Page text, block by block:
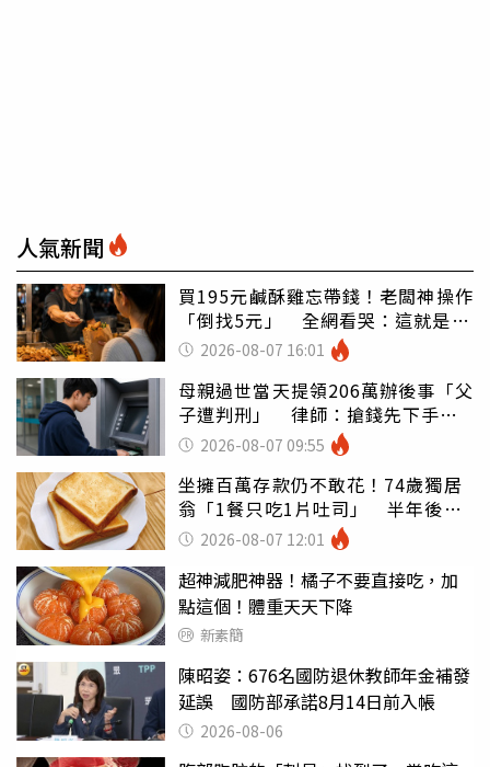
人氣新聞
買195元鹹酥雞忘帶錢！老闆神操作
「倒找5元」 全網看哭：這就是台
灣 2026-08-07 16:01
母親過世當天提領206萬辦後事「父
子遭判刑」 律師：搶錢先下手是
罪 2026-08-07 09:55
坐擁百萬存款仍不敢花！74歲獨居
翁「1餐只吃1片吐司」 半年後暴
瘦嚇壞女兒
2026-08-07 12:01
超神減肥神器！橘子不要直接吃，加
點這個！體重天天下降
新素簡
陳昭姿：676名國防退休教師年金補發
延誤 國防部承諾8月14日前入帳
2026-08-06